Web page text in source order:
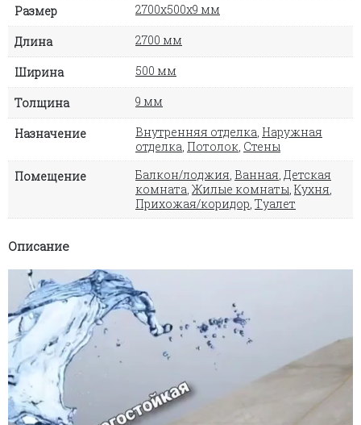
Размер
2700х500х9 мм
Длина 2700 мм
Ширина 500 мм
Толщина 9 мм
Назначение Внутренняя отделка Наружная
отделка Потолок Стены
Помещение
Балкон/лоджия Ванная Детская
комната Жилые комнаты Кухня
Прихожая/коридор Туалет
Описание
Видеоплеер